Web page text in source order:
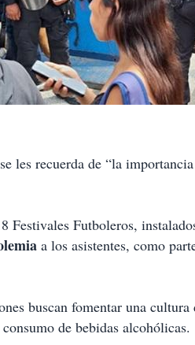
se les recuerda de “la
Festivales Futboleros,
a los asistentes, como
buscan fomentar una
de bebidas alcohólicas.